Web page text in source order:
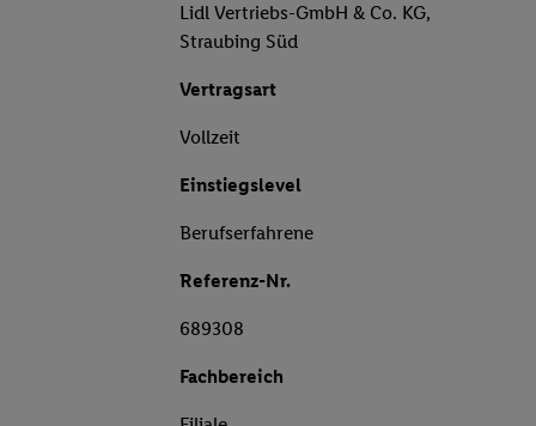
Lidl Vertriebs-GmbH & Co. KG,
Straubing Süd
Vertragsart
Vollzeit
Einstiegslevel
Berufserfahrene
Referenz-Nr.
689308
Fachbereich